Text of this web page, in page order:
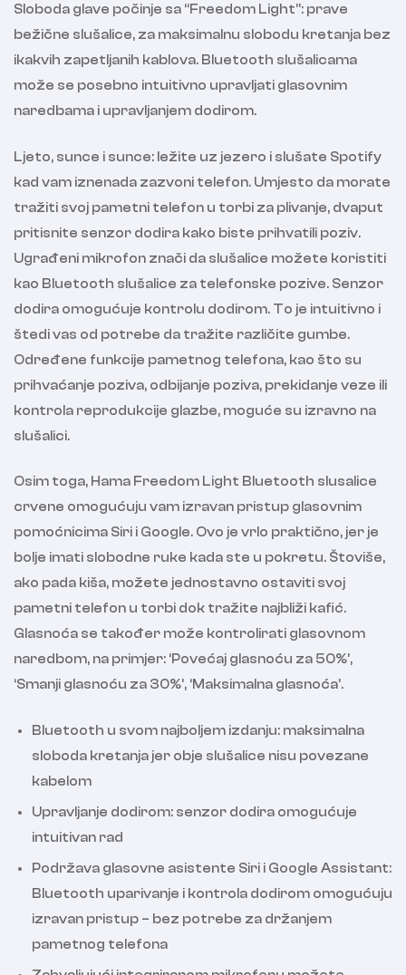
Sloboda glave počinje sa “Freedom Light”: prave
bežične slušalice, za maksimalnu slobodu kretanja bez
ikakvih zapetljanih kablova. Bluetooth slušalicama
može se posebno intuitivno upravljati glasovnim
naredbama i upravljanjem dodirom.
Ljeto, sunce i sunce: ležite uz jezero i slušate Spotify
kad vam iznenada zazvoni telefon. Umjesto da morate
tražiti svoj pametni telefon u torbi za plivanje, dvaput
pritisnite senzor dodira kako biste prihvatili poziv.
Ugrađeni mikrofon znači da slušalice možete koristiti
kao Bluetooth slušalice za telefonske pozive. Senzor
dodira omogućuje kontrolu dodirom. To je intuitivno i
štedi vas od potrebe da tražite različite gumbe.
Određene funkcije pametnog telefona, kao što su
prihvaćanje poziva, odbijanje poziva, prekidanje veze ili
kontrola reprodukcije glazbe, moguće su izravno na
slušalici.
Osim toga, Hama Freedom Light Bluetooth slusalice
crvene omogućuju vam izravan pristup glasovnim
pomoćnicima Siri i Google. Ovo je vrlo praktično, jer je
bolje imati slobodne ruke kada ste u pokretu. Štoviše,
ako pada kiša, možete jednostavno ostaviti svoj
pametni telefon u torbi dok tražite najbliži kafić.
Glasnoća se također može kontrolirati glasovnom
naredbom, na primjer: ‘Povećaj glasnoću za 50%’,
‘Smanji glasnoću za 30%’, ‘Maksimalna glasnoća’.
Bluetooth u svom najboljem izdanju: maksimalna
sloboda kretanja jer obje slušalice nisu povezane
kabelom
Upravljanje dodirom: senzor dodira omogućuje
intuitivan rad
Podržava glasovne asistente Siri i Google Assistant:
Bluetooth uparivanje i kontrola dodirom omogućuju
izravan pristup – bez potrebe za držanjem
pametnog telefona